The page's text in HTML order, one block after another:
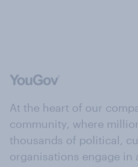
At the heart of our
community, where
thousands of political,
organisations engage in